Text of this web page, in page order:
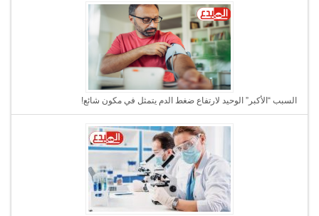
السبب “الأكبر” الوحيد لارتفاع ضغط الدم يتمثل في مكون شائع!